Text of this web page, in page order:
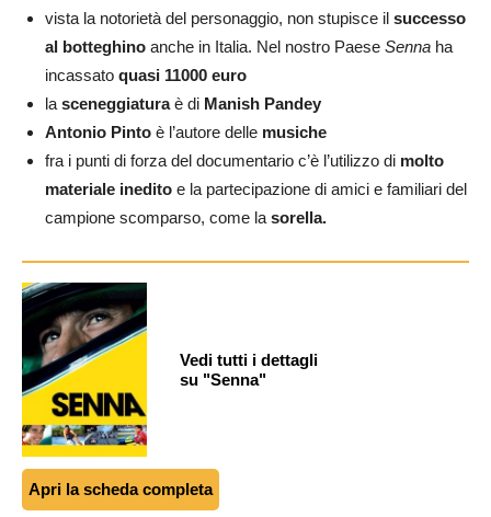
vista la notorietà del personaggio, non stupisce il successo
al botteghino anche in Italia. Nel nostro Paese Senna ha
incassato quasi 11000 euro
la sceneggiaturaè di Manish Pandey
Antonio Pinto è l’autore delle musiche
fra i punti di forza del documentario c’è l’utilizzo di molto
materiale inedito e la partecipazione di amici e familiari del
campione scomparso, come la sorella.
Vedi tutti i dettagli
su "Senna"
Apri la scheda completa